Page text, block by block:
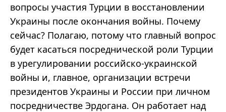
вопросы участия Турции в восстановлении
Украины после окончания войны. Почему
сейчас? Полагаю, потому что главный вопрос
будет касаться посреднической роли Турции
в урегулировании российско-украинской
войны и, главное, организации встречи
президентов Украины и России при личном
посредничестве Эрдогана. Он работает над